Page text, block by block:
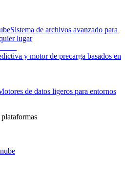
Sistema de archivos avanzado para
lugar
y motor de precarga basados en
de datos ligeros para entornos